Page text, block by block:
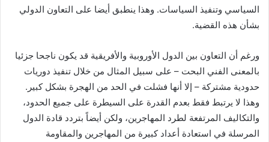
السياسي وتنفيذ السياسات. وهذا ينطبق أيضا على التعاون الدولي
بشأن هذه القضية.
ورغم أن التعاون بين الدول الأوروبية والأفريقية قد يكون ناجحا جزئيا
بالمعنى الفني البحت – على سبيل المثال من خلال تنفيذ دوريات
حدودية مشتركة – إلا أنها فشلت في الحد من الهجرة بشكل كبير.
وهذا لا يرتبط فقط بعدم القدرة على السيطرة على جميع الحدود،
والتكاليف المرتفعة لطرد المهاجرين، ولكن أيضاً بتردد قادة الدول
المرسلة في استعادة أعداد كبيرة من المهاجرين والمقاومة